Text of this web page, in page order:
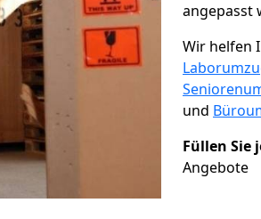
angepasst
Wir helfen
und
Füllen Sie
Angebote